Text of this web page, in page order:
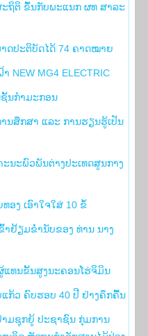
ຖິຕິ ຂຶ້ນກັບພະແນກ ຜທ ສາລະ
ດປະຕິບັດໄດ້ 74 ຄາດໝາຍ
NEW MG4 ELECTRIC
ນກຳມະກອນ
ນສຶກສາ ແລະ ການຮຽນຮູ້ເປັນ
ນະພົວພັນຕ່າງປະເທດສູນກາງ
ອງ ເອົາໃຈໃສ່ 10 ຂໍ້
າ​ຢ້ຽມ​ຂ່ຳນັບ​ຂອງ ທ່ານ ນາງ
ທນຂັ້ນສູງນະຄອນໂຮ່ຈິມິນ
ກ້ວ ຄົບຮອບ 40 ປີ ຢ່າງຄຶກຄື້ນ
ມຊຸກຍູ້ ປະຊາຊົນ ກຸ່ມການ